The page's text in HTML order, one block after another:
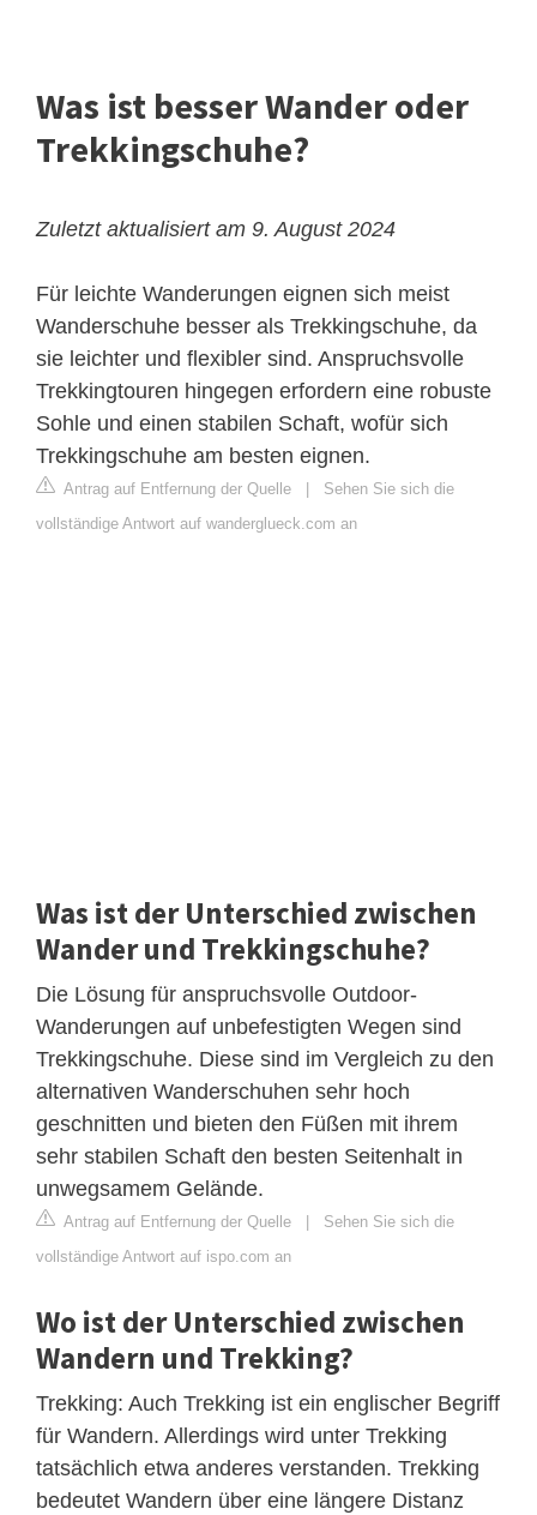
Was ist besser Wander oder
Trekkingschuhe?
Zuletzt aktualisiert am 9. August 2024
Für leichte Wanderungen eignen sich meist
Wanderschuhe besser als Trekkingschuhe, da
sie leichter und flexibler sind. Anspruchsvolle
Trekkingtouren hingegen erfordern eine robuste
Sohle und einen stabilen Schaft, wofür sich
Trekkingschuhe am besten eignen.
Antrag auf Entfernung der Quelle
Sehen Sie sich die
vollständige Antwort auf wanderglueck.com an
Was ist der Unterschied zwischen
Wander und Trekkingschuhe?
Die Lösung für anspruchsvolle Outdoor-
Wanderungen auf unbefestigten Wegen sind
Trekkingschuhe. Diese sind im Vergleich zu den
alternativen Wanderschuhen sehr hoch
geschnitten und bieten den Füßen mit ihrem
sehr stabilen Schaft den besten Seitenhalt in
unwegsamem Gelände.
Antrag auf Entfernung der Quelle
Sehen Sie sich die
vollständige Antwort auf ispo.com an
Wo ist der Unterschied zwischen
Wandern und Trekking?
Trekking: Auch Trekking ist ein englischer Begriff
für Wandern. Allerdings wird unter Trekking
tatsächlich etwa anderes verstanden. Trekking
bedeutet Wandern über eine längere Distanz